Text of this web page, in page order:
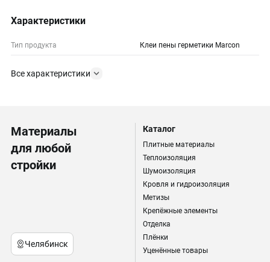
Характеристики
Тип продукта Клеи пены герметики Marcon
Все характеристики
Материалы
для любой
стройки
Челябинск
Каталог
Плитные материалы
Теплоизоляция
Шумоизоляция
Кровля и гидроизоляция
Метизы
Крепёжные элементы
Отделка
Плёнки
Уценённые товары